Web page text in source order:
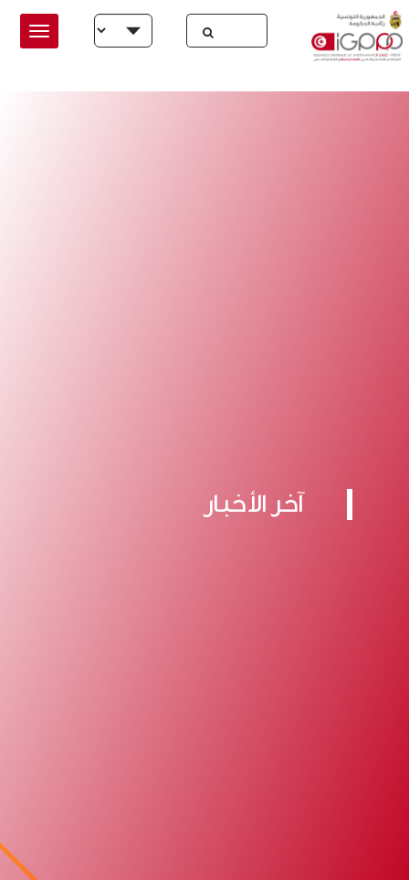
Skip to main content
Select your language
آخر الأخبار